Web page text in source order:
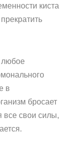
киста
любое
в
бросает
все свои силы,